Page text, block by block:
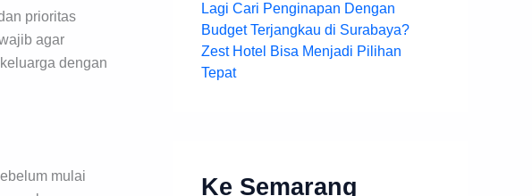
prioritas
agar
dengan
mulai
Lagi Cari Penginapan Dengan
Budget Terjangkau di Surabaya?
Zest Hotel Bisa Menjadi Pilihan
Tepat
Ke Semarang